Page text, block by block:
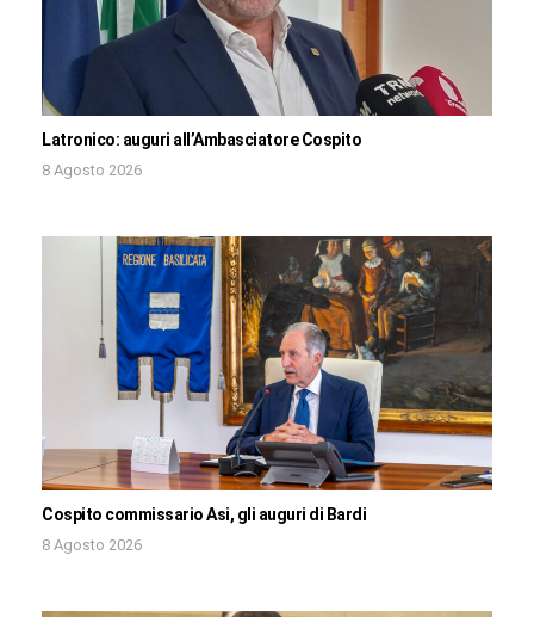
Latronico: auguri all’Ambasciatore Cospito
8 Agosto 2026
Cospito commissario Asi, gli auguri di Bardi
8 Agosto 2026